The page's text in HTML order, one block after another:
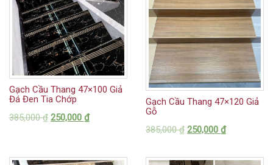
Gạch Cầu Thang 47×100 Giả
Đá Đen Tia Chớp
385,000₫ 250,000 ₫
Gạch Cầu Thang 47×120 Giả
Gỗ
385,000₫ 250,000 ₫